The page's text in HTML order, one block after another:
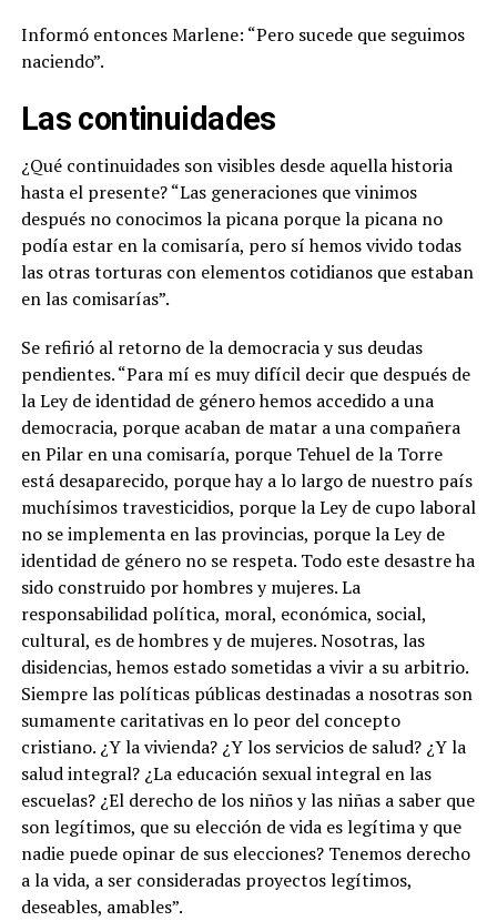
Informó entonces Marlene: “Pero sucede que seguimos
naciendo”.
Las continuidades
¿Qué continuidades son visibles desde aquella historia
hasta el presente? “Las generaciones que vinimos
después no conocimos la picana porque la picana no
podía estar en la comisaría, pero sí hemos vivido todas
las otras torturas con elementos cotidianos que estaban
en las comisarías”.
Se refirió al retorno de la democracia y sus deudas
pendientes. “Para mí es muy difícil decir que después de
la Ley de identidad de género hemos accedido a una
democracia, porque acaban de matar a una compañera
en Pilar en una comisaría, porque Tehuel de la Torre
está desaparecido, porque hay a lo largo de nuestro país
muchísimos travesticidios, porque la Ley de cupo laboral
no se implementa en las provincias, porque la Ley de
identidad de género no se respeta. Todo este desastre ha
sido construido por hombres y mujeres. La
responsabilidad política, moral, económica, social,
cultural, es de hombres y de mujeres. Nosotras, las
disidencias, hemos estado sometidas a vivir a su arbitrio.
Siempre las políticas públicas destinadas a nosotras son
sumamente caritativas en lo peor del concepto
cristiano. ¿Y la vivienda? ¿Y los servicios de salud? ¿Y la
salud integral? ¿La educación sexual integral en las
escuelas? ¿El derecho de los niños y las niñas a saber que
son legítimos, que su elección de vida es legítima y que
nadie puede opinar de sus elecciones? Tenemos derecho
a la vida, a ser consideradas proyectos legítimos,
deseables, amables”.